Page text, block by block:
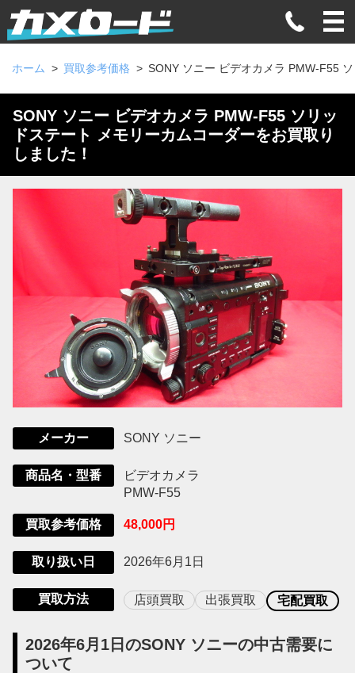
ホーム 買取参考価格 SONY ソニー ビデオカメラ PMW-F55
SONY ソニー ビデオカメラ PMW-F55 ソリッ
ドステート メモリーカムコーダーをお買取り
しました！
メーカー SONY ソニー
商品名・型番
ビデオカメラ
PMW-F55
買取参考価格 48,000円
取り扱い日 2026年6月1日
買取方法 店頭買取 出張買取 宅配買取
2026年6月1日のSONY ソニーの中古需要に
ついて